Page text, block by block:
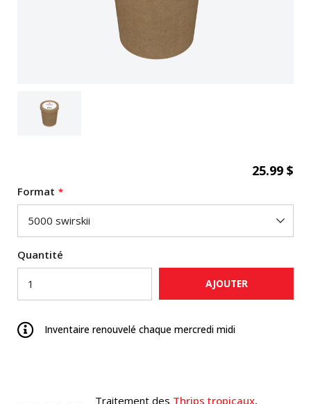
25.99 $
Format
Quantité
AJOUTER
Inventaire renouvelé chaque mercredi midi
Traitement des Thrips tropicaux,